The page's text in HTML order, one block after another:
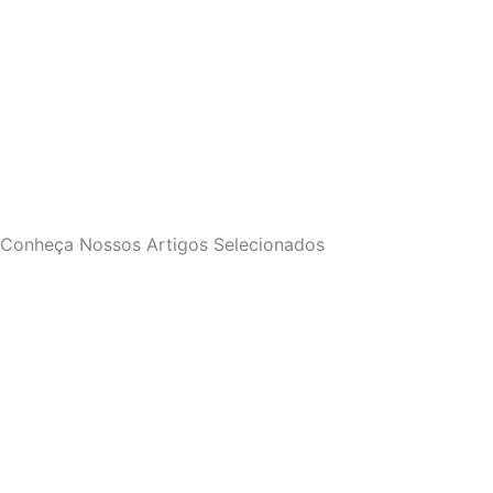
Conheça Nossos Artigos Selecionados